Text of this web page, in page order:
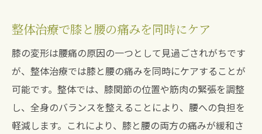
膝の変形と腰痛を整体で一度に解消する方
整体が提供する膝と腰の総合ケアを宝塚南
口駅で
宝塚南口駅で膝と腰の問題を整体で効率的
に解決
整体治療で膝と腰の痛みを同時にケア
膝の変形は腰痛の原因の一つとして見過ごされがちです
が、整体治療では膝と腰の痛みを同時にケアすることが
可能です。整体では、膝関節の位置や筋肉の緊張を調整
し、全身のバランスを整えることにより、腰への負担を
軽減します。これにより、膝と腰の両方の痛みが緩和さ